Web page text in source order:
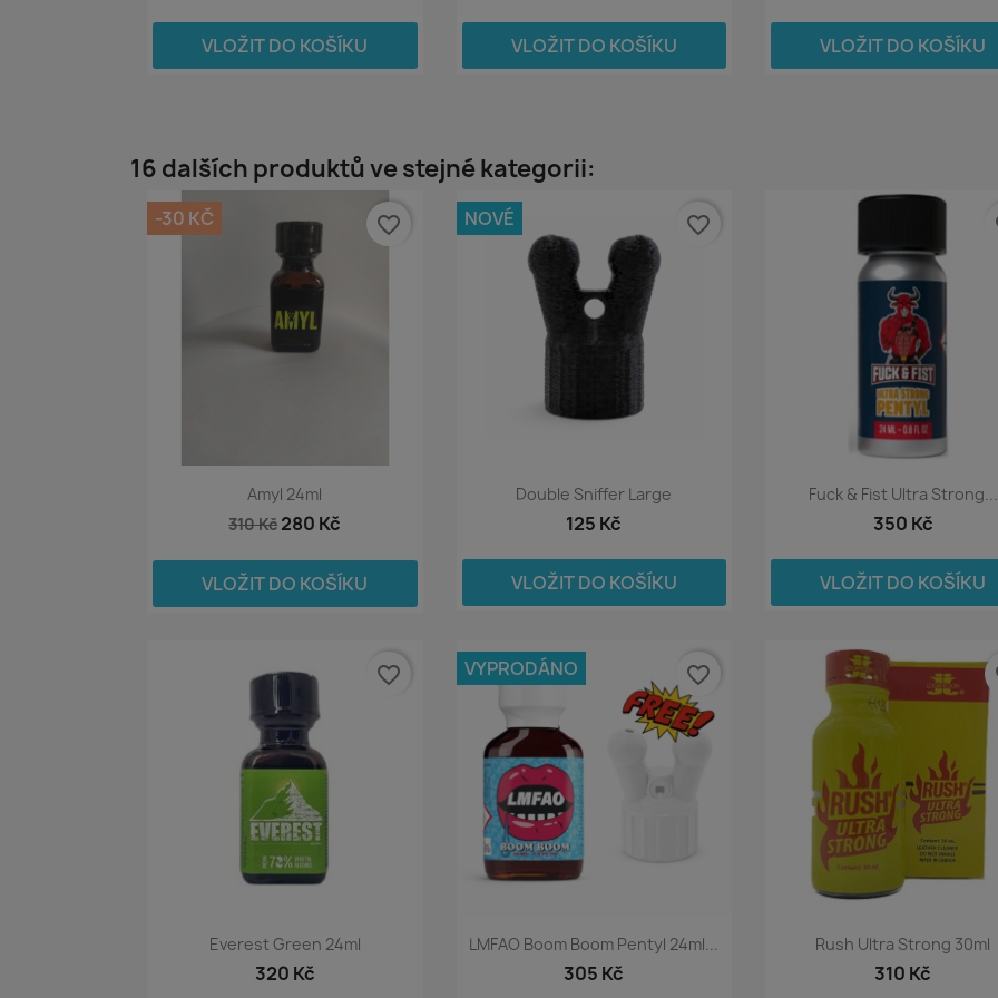
VLOŽIT DO KOŠÍKU VLOŽIT DO KOŠÍKU VLOŽIT DO KOŠÍKU
16 dalších produktů ve stejné kategorii:
Amyl 24ml
310 Kč 280 Kč
-30 KČ
VLOŽIT DO KOŠÍKU
favorite_border
Double Sniffer Large
125 Kč
NOVÉ
VLOŽIT DO KOŠÍKU
favorite_border
Fuck & Fist Ultra Strong...
350 Kč
VLOŽIT DO KOŠÍKU
Everest Green 24ml
320 Kč
favorite_border
LMFAO Boom Boom Pentyl 24ml...
305 Kč
VYPRODÁNO favorite_border
Rush Ultra Strong 30ml
310 Kč